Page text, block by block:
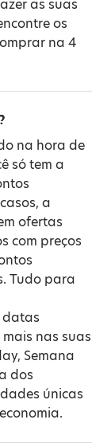
as suas
os
na 4
na hora de
só tem a
a
ofertas
com preços
Tudo para
datas
nas suas
, Semana
dos
únicas